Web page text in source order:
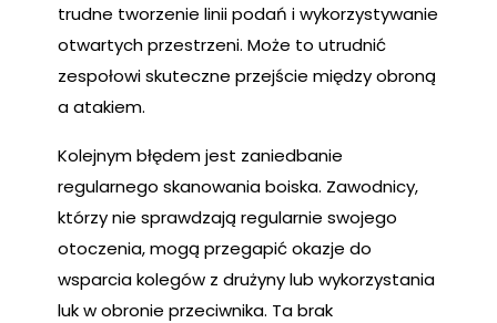
trudne tworzenie linii podań i wykorzystywanie
otwartych przestrzeni. Może to utrudnić
zespołowi skuteczne przejście między obroną
a atakiem.
Kolejnym błędem jest zaniedbanie
regularnego skanowania boiska. Zawodnicy,
którzy nie sprawdzają regularnie swojego
otoczenia, mogą przegapić okazje do
wsparcia kolegów z drużyny lub wykorzystania
luk w obronie przeciwnika. Ta brak